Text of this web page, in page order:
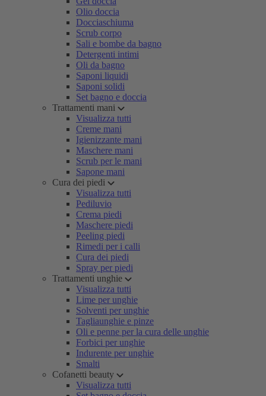
Olio doccia
Docciaschiuma
Scrub corpo
Sali e bombe da bagno
Detergenti intimi
Oli da bagno
Saponi liquidi
Saponi solidi
Set bagno e doccia
Trattamenti mani
Visualizza tutti
Creme mani
Igienizzante mani
Maschere mani
Scrub per le mani
Sapone mani
Cura dei piedi
Visualizza tutti
Pediluvio
Crema piedi
Maschere piedi
Peeling piedi
Rimedi per i calli
Cura dei piedi
Spray per piedi
Trattamenti unghie
Visualizza tutti
Lime per unghie
Solventi per unghie
Tagliaunghie e pinze
Oli e penne per la cura delle unghie
Forbici per unghie
Indurente per unghie
Smalti
Cofanetti beauty
Visualizza tutti